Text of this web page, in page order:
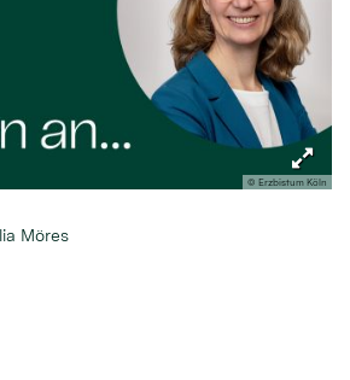
© Erzbistum Köln
Möres